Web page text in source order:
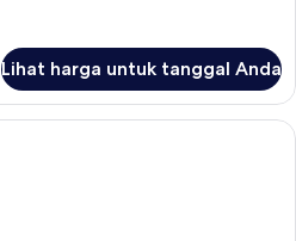
Lihat harga untuk tanggal Anda